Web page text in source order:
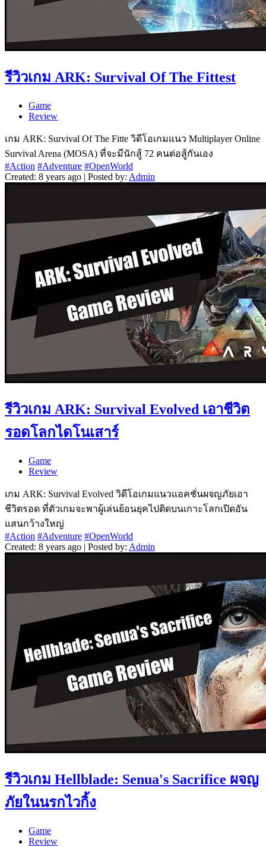
รีวิวเกม ARK: Survival Of The Fittest
Game
Review
เกม ARK: Survival Of The Fitte วิดีโอเกมแนว Multiplayer Online
Survival Arena (MOSA) ที่จะมีนักสู้ 72 คนต่อสู้กันเอง
#Action #Adventure #OpenWorld
Created: 8 years ago | Posted by: Admin
รีวิวเกม ARK: Survival Evolved เอาชีวิต
รอดโลกไดโนเสาร์
Game
Review
เกม ARK: Survival Evolved วิดีโอเกมแนวแอคชั่นผจญภัยเอา
ชีวิตรอด ที่ตัวเกมจะพาผู้เล่นย้อนยุคไปติดบนเกาะโลกเปิดอัน
แสนกว้างใหญ่
#Action #Adventure #OpenWorld
Created: 8 years ago | Posted by: Admin
รีวิวเกม Hellblade: Senua's Sacrifice ผจญ
ภัยในนรกไวกิ้ง
Game
Review